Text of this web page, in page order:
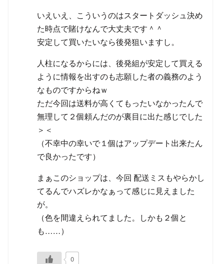
いえいえ、こういうのはスタートダッシュ決め
た時点で賭けなんで大丈夫です＾＾
安定して買いたいなら後発狙いますし。
人柱になるからには、後発組が安定して買える
ように情報を出すのも志願した者の義務のよう
なものですからねｗ
ただ今回は送料が高くてもったいなかったんで
無理して２個頼んだのが裏目に出た感じでした
＞＜
（不幸中の幸いで１個はアップデート出来たん
で良かったです）
まぁこのショップは、今回 配送ミスもやらかし
てるんでハズレかなぁって感じに見えました
が。
（色を間違えられてました。しかも２個と
も……）
0